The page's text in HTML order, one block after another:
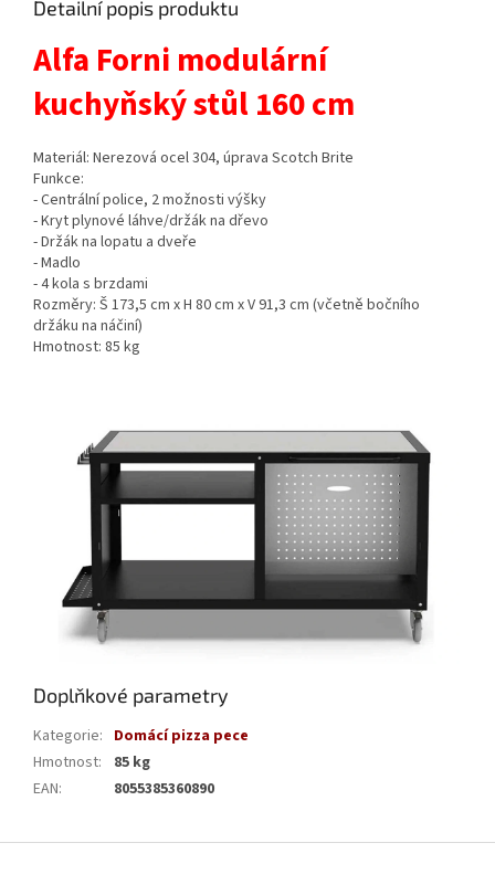
Detailní popis produktu
Alfa Forni modulární
kuchyňský stůl 160 cm
Materiál: Nerezová ocel 304, úprava Scotch Brite
Funkce:
- Centrální police, 2 možnosti výšky
- Kryt plynové láhve/držák na dřevo
- Držák na lopatu a dveře
- Madlo
- 4 kola s brzdami
Rozměry: Š 173,5 cm x H 80 cm x V 91,3 cm (včetně bočního
držáku na náčiní)
Hmotnost: 85 kg
Doplňkové parametry
Kategorie: Domácí pizza pece
Hmotnost:
85 kg
EAN: 8055385360890